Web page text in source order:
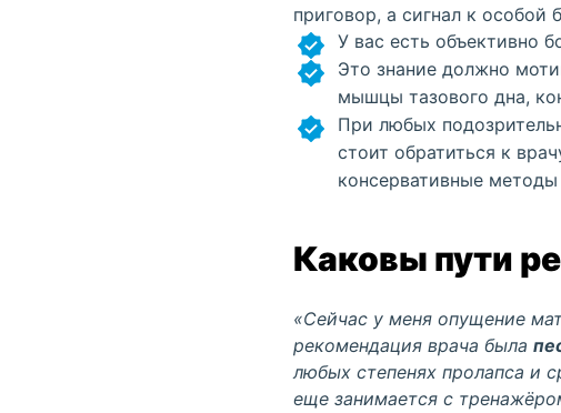
приговор, а сигнал к особой
У вас есть объективно
Это знание должно
мышцы тазового дна,
При любых
стоит обратиться к
консервативные
Каковы пути
«Сейчас у меня опущение
рекомендация врача была
любых степенях пролапса и
еще занимается с